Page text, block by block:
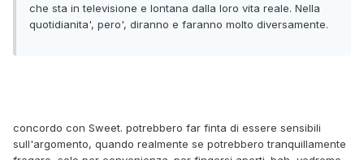
che sta in televisione e lontana dalla loro vita reale. Nella
quotidianita', pero', diranno e faranno molto diversamente.
concordo con Sweet. potrebbero far finta di essere sensibili
sull'argomento, quando realmente se potrebbero tranquillamente